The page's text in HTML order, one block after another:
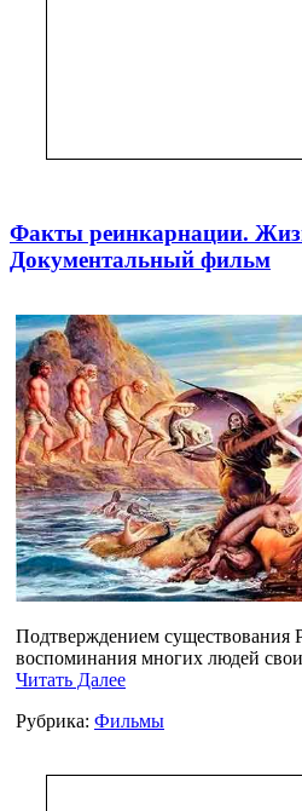
Факты реинкарнации.
Документальный фильм
Подтверждением существования
воспоминания многих людей
Читать Далее
Рубрика: Фильмы